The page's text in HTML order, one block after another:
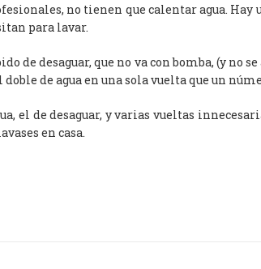
no tienen que calentar agua.
para lavar.
de desaguar, que no va con bomba, (y no
de agua en una sola vuelta que un
el de desaguar, y varias vueltas
en casa.